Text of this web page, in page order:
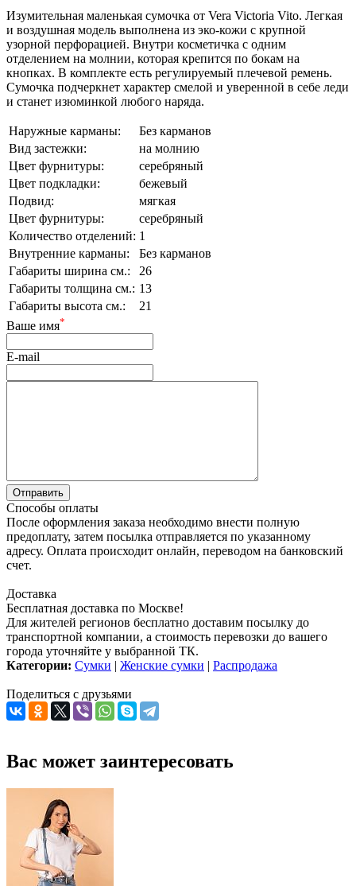
Изумительная маленькая сумочка от Vera Victoria Vito. Легкая
и воздушная модель выполнена из эко-кожи с крупной
узорной перфорацией. Внутри косметичка с одним
отделением на молнии, которая крепится по бокам на
кнопках. В комплекте есть регулируемый плечевой ремень.
Сумочка подчеркнет характер смелой и уверенной в себе леди
и станет изюминкой любого наряда.
Наружные карманы:
Без карманов
Вид застежки:
на молнию
Цвет фурнитуры:
серебряный
Цвет подкладки:
бежевый
Подвид:
мягкая
Цвет фурнитуры:
серебряный
Количество отделений: 1
Внутренние карманы:
Без карманов
Габариты ширина см.:
26
Габариты толщина см.: 13
Габариты высота см.:
21
Ваше имя*
E-mail
Способы оплаты
После оформления заказа необходимо внести полную
предоплату, затем посылка отправляется по указанному
адресу. Оплата происходит онлайн, переводом на банковский
счет.
Доставка
Бесплатная доставка по Москве!
Для жителей регионов бесплатно доставим посылку до
транспортной компании, а стоимость перевозки до вашего
города уточняйте у выбранной ТК.
Категории: Сумки | Женские сумки | Распродажа
Поделиться с друзьями
Вас может заинтересовать